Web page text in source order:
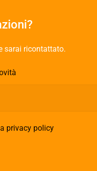
sarai ricontattato.
privacy policy